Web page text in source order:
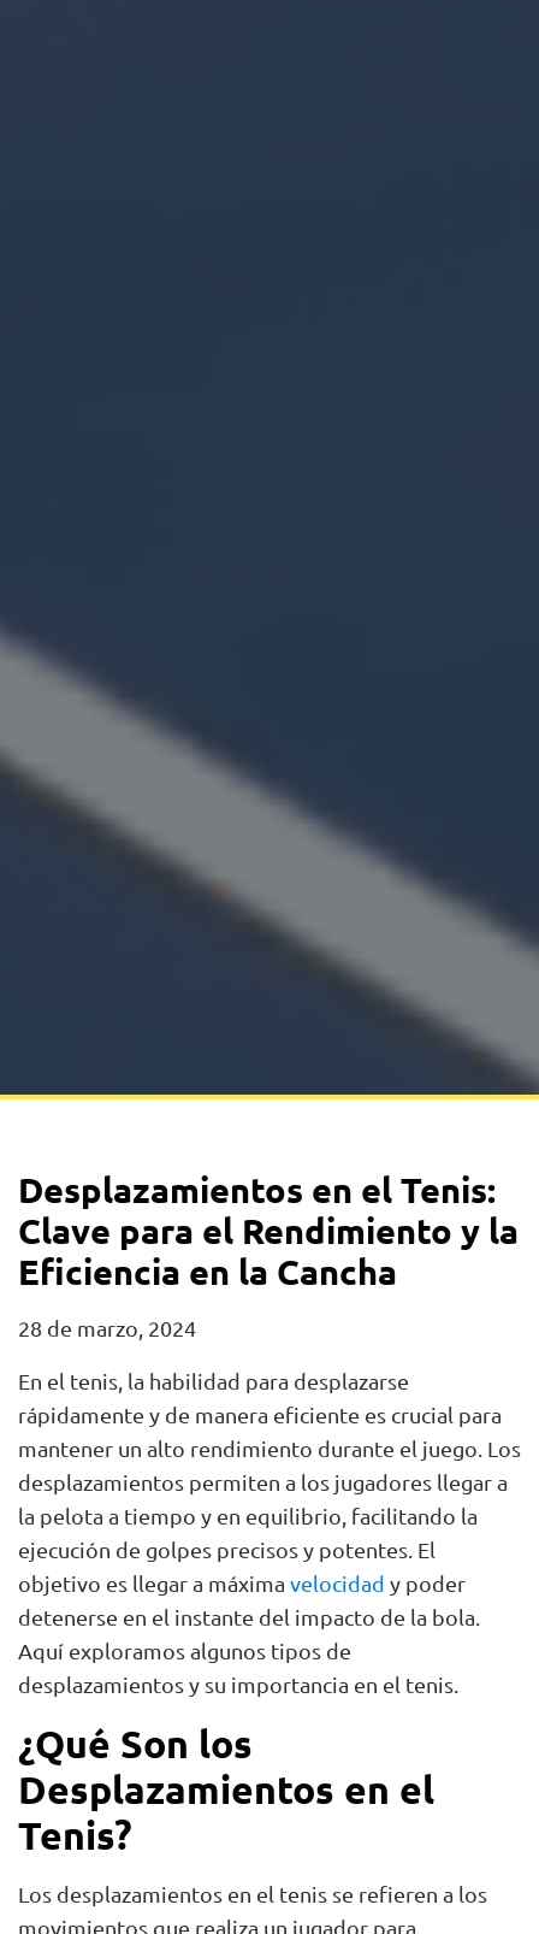
Desplazamientos en el Tenis:
Clave para el Rendimiento y la
Eficiencia en la Cancha
28 de marzo, 2024
En el tenis, la habilidad para desplazarse
rápidamente y de manera eficiente es crucial para
mantener un alto rendimiento durante el juego. Los
desplazamientos permiten a los jugadores llegar a
la pelota a tiempo y en equilibrio, facilitando la
ejecución de golpes precisos y potentes. El
objetivo es llegar a máxima velocidad y poder
detenerse en el instante del impacto de la bola.
Aquí exploramos algunos tipos de
desplazamientos y su importancia en el tenis.
¿Qué Son los
Desplazamientos en el
Tenis?
Los desplazamientos en el tenis se refieren a los
movimientos que realiza un jugador para